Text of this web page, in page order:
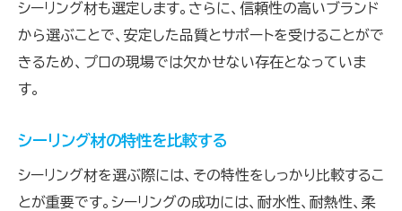
シーリング材も選定します。さらに、信頼性の高いブランド
から選ぶことで、安定した品質とサポートを受けることがで
きるため、プロの現場では欠かせない存在となっていま
す。
シーリング材の特性を比較する
シーリング材を選ぶ際には、その特性をしっかり比較するこ
とが重要です。シーリングの成功には、耐水性、耐熱性、柔